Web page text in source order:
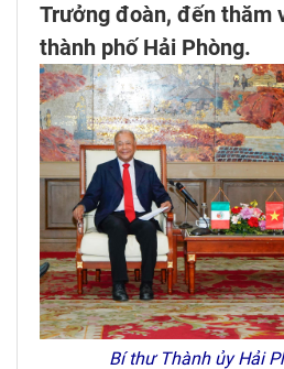
Trưởng đoàn, đến thăm
thành phố Hải Phòng.
Bí thư Thành ủy Hải